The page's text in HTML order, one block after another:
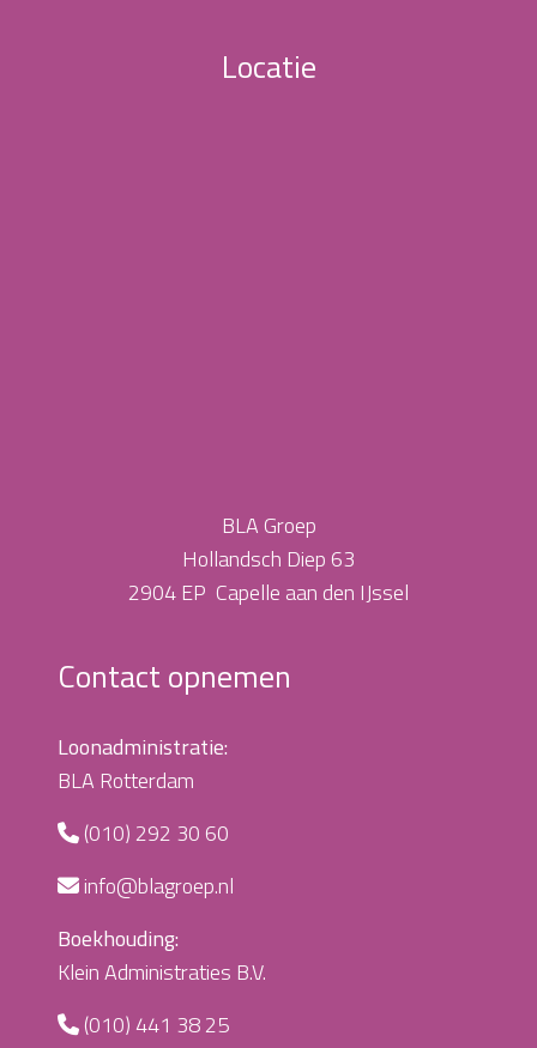
Locatie
BLA Groep
Hollandsch Diep 63
2904 EP Capelle aan den IJssel
Contact opnemen
Loonadministratie:
BLA Rotterdam
(010) 292 30 60
info@blagroep.nl
Boekhouding:
Klein Administraties B.V.
(010) 441 38 25